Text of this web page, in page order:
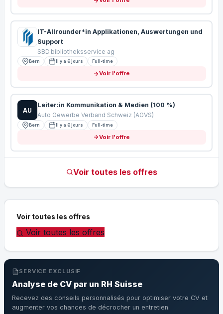
IT-Allrounder*in Applikationen, Auswertungen und
Support
SBD.bibliotheksservice ag
Bern Il y a 6 jours Full-time
Voir l'offre
AU
Leiter:in Kommunikation & Medien (100 %)
Auto Gewerbe Verband Schweiz (AGVS)
Bern Il y a 6 jours Full-time
Voir l'offre
Voir toutes les offres
Voir toutes les offres
Voir toutes les offres
SERVICE EXCLUSIF
Analyse de CV par un RH Suisse
Recevez des conseils personnalisés pour optimiser votre CV et
augmenter vos chances de décrocher un entretien.